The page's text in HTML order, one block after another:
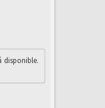
disponible.